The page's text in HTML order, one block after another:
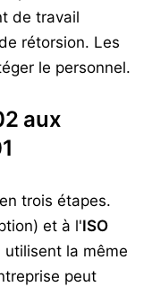
de travail
rétorsion. Les
le personnel.
aux
trois étapes.
et à l'ISO
la même
peut